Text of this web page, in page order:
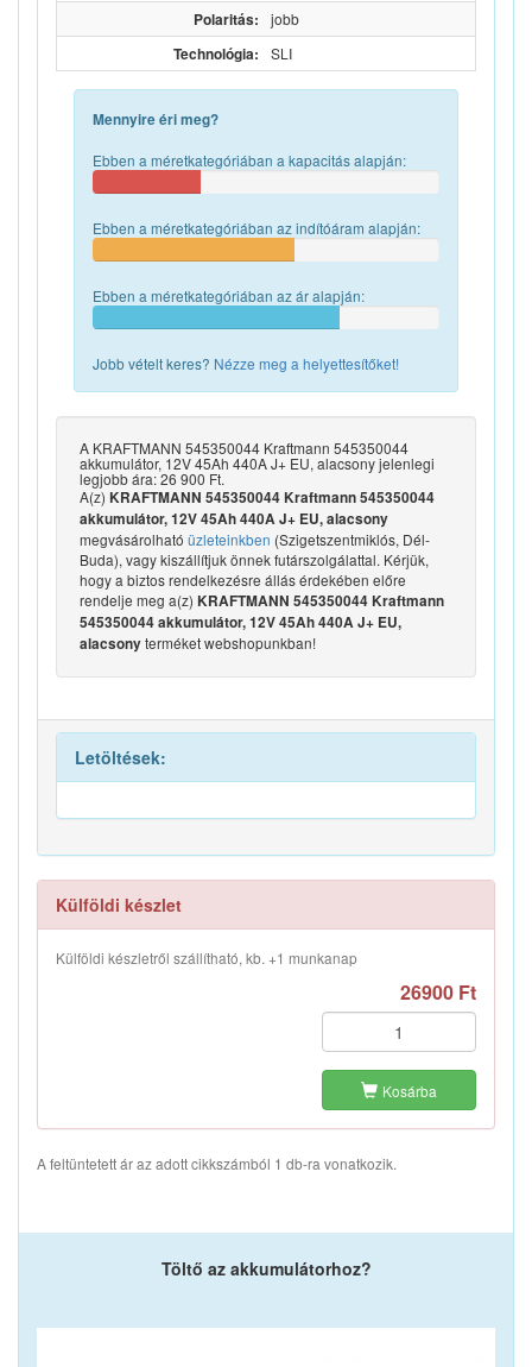
Polaritás: jobb
Technológia: SLI
Mennyire éri meg?
Ebben a méretkategóriában a kapacitás alapján:
Ebben a méretkategóriában az indítóáram alapján:
Ebben a méretkategóriában az ár alapján:
Jobb vételt keres? Nézze meg a helyettesítőket!
A KRAFTMANN 545350044 Kraftmann 545350044
akkumulátor, 12V 45Ah 440A J+ EU, alacsony jelenlegi
legjobb ára: 26 900 Ft.
A(z) KRAFTMANN 545350044 Kraftmann 545350044
akkumulátor, 12V 45Ah 440A J+ EU, alacsony
megvásárolható üzleteinkben (Szigetszentmiklós, Dél-
Buda), vagy kiszállítjuk önnek futárszolgálattal. Kérjük,
hogy a biztos rendelkezésre állás érdekében előre
rendelje meg a(z) KRAFTMANN 545350044 Kraftmann
545350044 akkumulátor, 12V 45Ah 440A J+ EU,
alacsonyterméket webshopunkban!
Letöltések:
Külföldi készlet
Külföldi készletről szállítható, kb. +1 munkanap
26900 Ft
Kosárba
A feltüntetett ár az adott cikkszámból 1 db-ra vonatkozik.
Töltő az akkumulátorhoz?